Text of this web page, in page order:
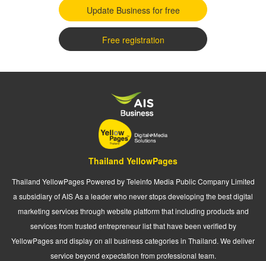
Update Business for free
Free registration
Thailand YellowPages
Thailand YellowPages Powered by Teleinfo Media Public Company Limited
a subsidiary of AIS As a leader who never stops developing the best digital
marketing services through website platform that including products and
services from trusted entrepreneur list that have been verified by
YellowPages and display on all business categories in Thailand. We deliver
service beyond expectation from professional team.